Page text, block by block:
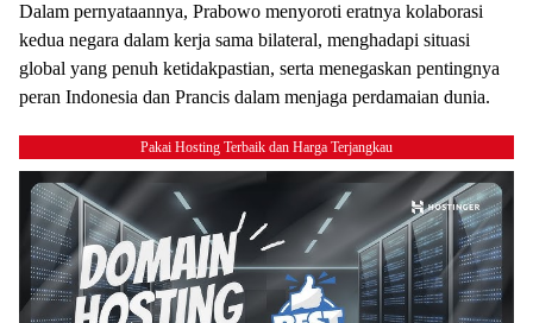
Dalam pernyataannya, Prabowo menyoroti eratnya kolaborasi
kedua negara dalam kerja sama bilateral, menghadapi situasi
global yang penuh ketidakpastian, serta menegaskan pentingnya
peran Indonesia dan Prancis dalam menjaga perdamaian dunia.
Pakai Hosting Terbaik dan Harga Terjangkau